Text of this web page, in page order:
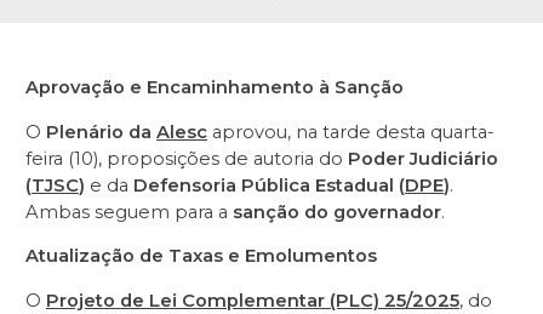
Aprovação e Encaminhamento à Sanção
O Plenário da Alesc aprovou, na tarde desta quarta-
feira (10), proposições de autoria do Poder Judiciário
(TJSC) e da Defensoria Pública Estadual (DPE).
Ambas seguem para a sanção do governador.
Atualização de Taxas e Emolumentos
O Projeto de Lei Complementar (PLC) 25/2025, do